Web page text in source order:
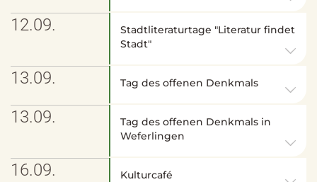
12.09.
Stadtliteraturtage "Literatur findet
Stadt"
13.09. Tag des offenen Denkmals
13.09.
Tag des offenen Denkmals in
Weferlingen
16.09. Kulturcafé